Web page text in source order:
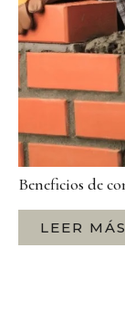
Beneficios de
LEER MÁS